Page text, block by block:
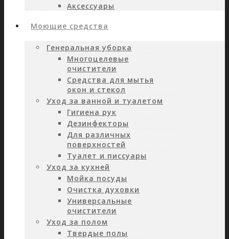
Аксессуары
Моющие средства
Генеральная уборка
Многоцелевые
очистители
Средства для мытья
окон и стекол
Уход за ванной и туалетом
Гигиена рук
Дезинфекторы
Для различных
поверхностей
Туалет и писсуары
Уход за кухней
Мойка посуды
Очистка духовки
Универсальные
очистители
Уход за полом
Твердые полы